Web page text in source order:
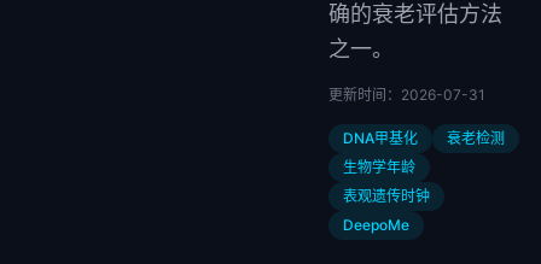
确的衰老评估方法
之一。
更新时间： 2026-07-31
DNA甲基化
衰老检测
生物学年龄
表观遗传时钟
DeepoMe